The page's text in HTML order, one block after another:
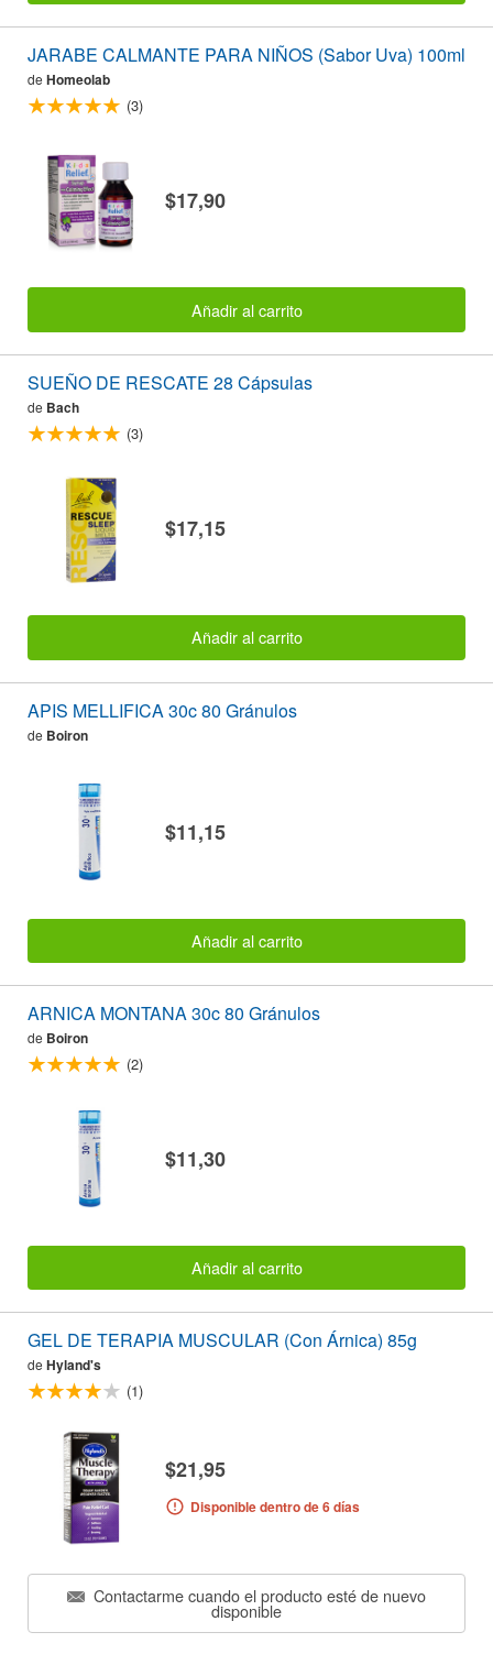
JARABE CALMANTE PARA NIÑOS (Sabor Uva) 100ml
de Homeolab
(3)
$17,90
Añadir al carrito
SUEÑO DE RESCATE 28 Cápsulas
de Bach
(3)
$17,15
Añadir al carrito
APIS MELLIFICA 30c 80 Gránulos
de Boiron
$11,15
Añadir al carrito
ARNICA MONTANA 30c 80 Gránulos
de Boiron
(2)
$11,30
Añadir al carrito
GEL DE TERAPIA MUSCULAR (Con Árnica) 85g
de Hyland's
(1)
$21,95
Disponible dentro de 6 días
Contactarme cuando el producto esté de nuevo
disponible